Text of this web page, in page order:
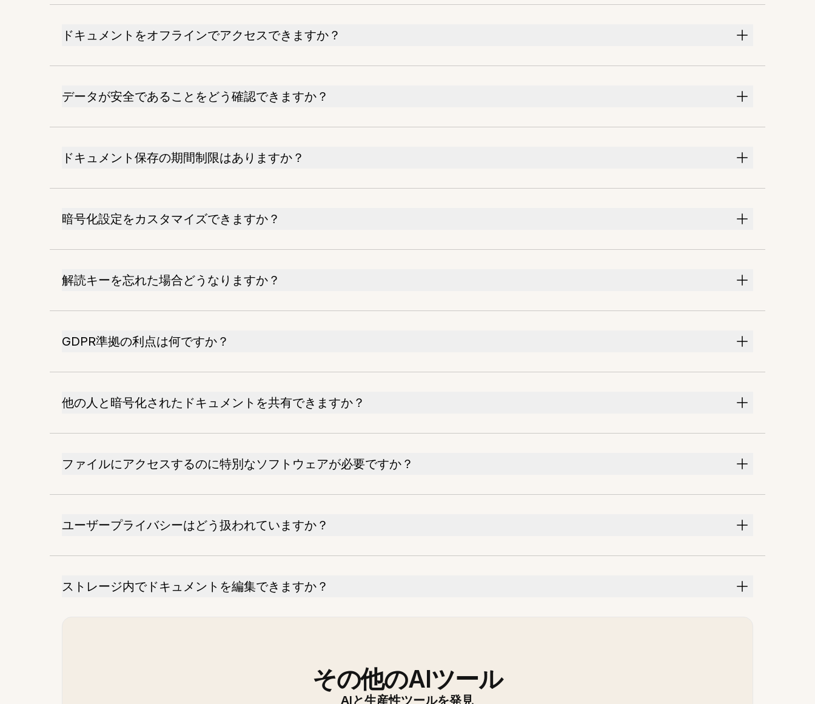
ドキュメントをオフラインでアクセスできますか？
データが安全であることをどう確認できますか？
ドキュメント保存の期間制限はありますか？
暗号化設定をカスタマイズできますか？
解読キーを忘れた場合どうなりますか？
GDPR準拠の利点は何ですか？
他の人と暗号化されたドキュメントを共有できますか？
ファイルにアクセスするのに特別なソフトウェアが必要ですか？
ユーザープライバシーはどう扱われていますか？
ストレージ内でドキュメントを編集できますか？
その他のAIツール
AIと生産性ツールを発見